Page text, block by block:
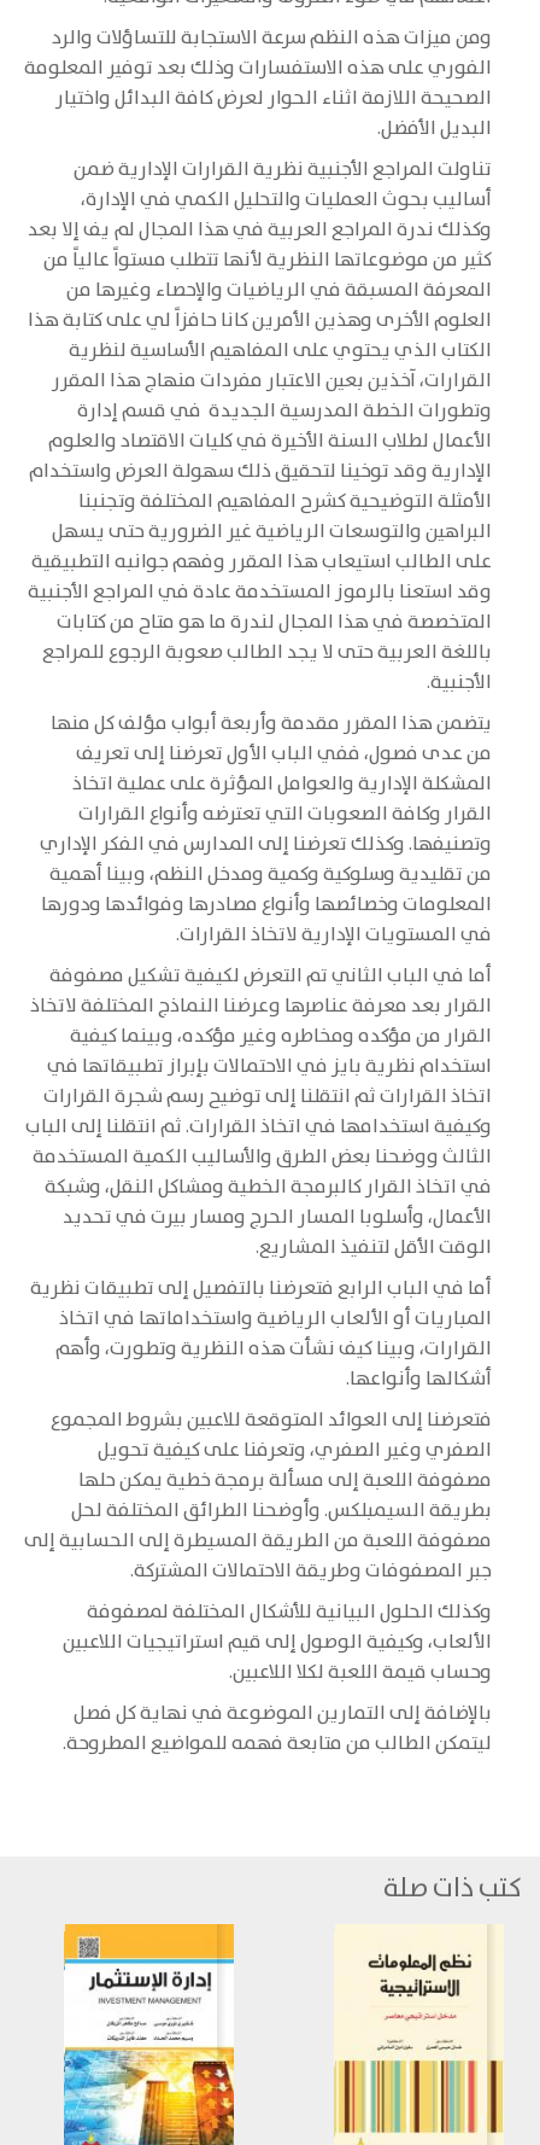
ومن ميزات هذه النظم سرعة الاستجابة للتساؤلات والرد
الفوري على هذه الاستفسارات وذلك بعد توفير المعلومة
الصحيحة اللازمة اثناء الحوار لعرض كافة البدائل واختيار
البديل الأفضل.
تناولت المراجع الأجنبية نظرية القرارات الإدارية ضمن
أساليب بحوث العمليات والتحليل الكمي في الإدارة،
وكذلك ندرة المراجع العربية في هذا المجال لم يف إلا بعد
كثير من موضوعاتها النظرية لأنها تتطلب مستواً عالياً من
المعرفة المسبقة في الرياضيات والإحصاء وغيرها من
العلوم الأخرى وهذين الأمرين كانا حافزاً لي على كتابة هذا
الكتاب الذي يحتوي على المفاهيم الأساسية لنظرية
القرارات، آخذين بعين الاعتبار مفردات منهاج هذا المقرر
وتطورات الخطة المدرسية الجديدة في قسم إدارة
الأعمال لطلاب السنة الأخيرة في كليات الاقتصاد والعلوم
الإدارية وقد توخينا لتحقيق ذلك سهولة العرض واستخدام
الأمثلة التوضيحية كشرح المفاهيم المختلفة وتجنبنا
البراهين والتوسعات الرياضية غير الضرورية حتى يسهل
على الطالب استيعاب هذا المقرر وفهم جوانبه التطبيقية
وقد استعنا بالرموز المستخدمة عادة في المراجع الأجنبية
المتخصصة في هذا المجال لندرة ما هو متاح من كتابات
باللغة العربية حتى لا يجد الطالب صعوبة الرجوع للمراجع
الأجنبية.
يتضمن هذا المقرر مقدمة وأربعة أبواب مؤلف كل منها
من عدى فصول، ففي الباب الأول تعرضنا إلى تعريف
المشكلة الإدارية والعوامل المؤثرة على عملية اتخاذ
القرار وكافة الصعوبات التي تعترضه وأنواع القرارات
وتصنيفها. وكذلك تعرضنا إلى المدارس في الفكر الإداري
من تقليدية وسلوكية وكمية ومدخل النظم، وبينا أهمية
المعلومات وخصائصها وأنواع مصادرها وفوائدها ودورها
في المستويات الإدارية لاتخاذ القرارات.
أما في الباب الثاني تم التعرض لكيفية تشكيل مصفوفة
القرار بعد معرفة عناصرها وعرضنا النماذج المختلفة لاتخاذ
القرار من مؤكده ومخاطره وغير مؤكده، وبينما كيفية
استخدام نظرية بايز في الاحتمالات بإبراز تطبيقاتها في
اتخاذ القرارات ثم انتقلنا إلى توضيح رسم شجرة القرارات
وكيفية استخدامها في اتخاذ القرارات. ثم انتقلنا إلى الباب
الثالث ووضحنا بعض الطرق والأساليب الكمية المستخدمة
في اتخاذ القرار كالبرمجة الخطية ومشاكل النقل، وشبكة
الأعمال، وأسلوبا المسار الحرج ومسار بيرت في تحديد
الوقت الأقل لتنفيذ المشاريع.
أما في الباب الرابع فتعرضنا بالتفصيل إلى تطبيقات نظرية
المباريات أو الألعاب الرياضية واستخداماتها في اتخاذ
القرارات، وبينا كيف نشأت هذه النظرية وتطورت، وأهم
أشكالها وأنواعها.
فتعرضنا إلى العوائد المتوقعة للاعبين بشروط المجموع
الصفري وغير الصفري، وتعرفنا على كيفية تحويل
مصفوفة اللعبة إلى مسألة برمجة خطية يمكن حلها
بطريقة السيمبلكس. وأوضحنا الطرائق المختلفة لحل
مصفوفة اللعبة من الطريقة المسيطرة إلى الحسابية إلى
جبر المصفوفات وطريقة الاحتمالات المشتركة.
وكذلك الحلول البيانية للأشكال المختلفة لمصفوفة
الألعاب، وكيفية الوصول إلى قيم استراتيجيات اللاعبين
وحساب قيمة اللعبة لكلا اللاعبين.
بالإضافة إلى التمارين الموضوعة في نهاية كل فصل
ليتمكن الطالب من متابعة فهمه للمواضيع المطروحة.
كتب ذات صلة